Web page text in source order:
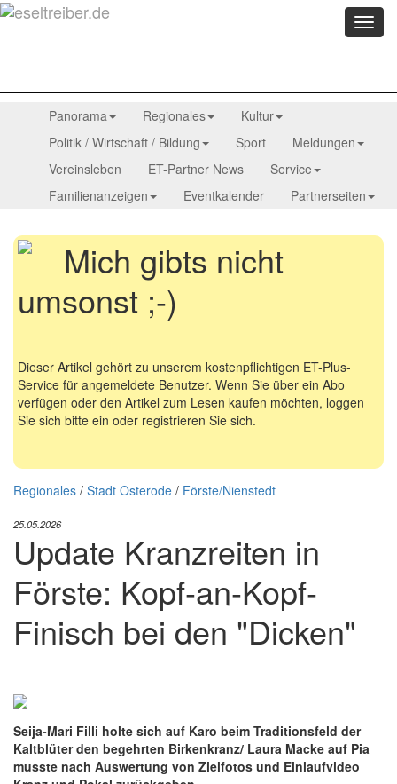
Menü
Panorama Regionales
Kultur
Politik / Wirtschaft / Bildung
Sport
Meldungen
Vereinsleben
ET-Partner News
Service
Familienanzeigen
Eventkalender Partnerseiten
Mich gibts nicht
umsonst ;-)
Dieser Artikel gehört zu unserem kostenpflichtigen ET-Plus-
Service für angemeldete Benutzer. Wenn Sie über ein Abo
verfügen oder den Artikel zum Lesen kaufen möchten, loggen
Sie sich bitte ein oder registrieren Sie sich.
Regionales / Stadt Osterode / Förste/Nienstedt
25.05.2026
Update Kranzreiten in
Förste: Kopf-an-Kopf-
Finisch bei den "Dicken"
Seija-Mari Filli holte sich auf Karo beim Traditionsfeld der
Kaltblüter den begehrten Birkenkranz/ Laura Macke auf Pia
musste nach Auswertung von Zielfotos und Einlaufvideo